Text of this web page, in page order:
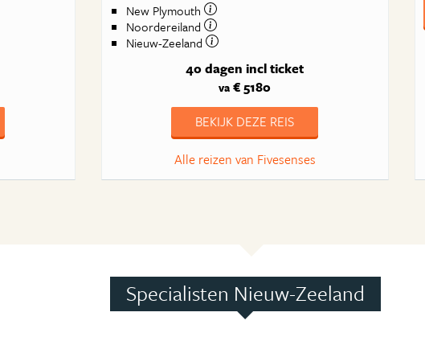
New Plymouth
Noordereiland
Nieuw-Zeeland
40 dagen incl ticket
va € 5180
BEKIJK DEZE REIS
Alle reizen van Fivesenses
Specialisten Nieuw-Zeeland